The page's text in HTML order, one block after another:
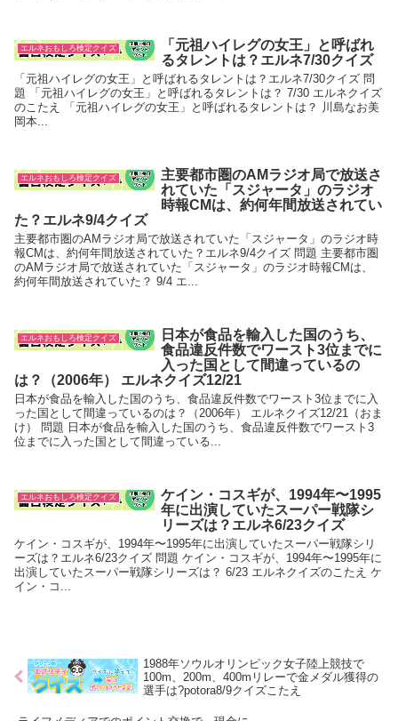
エルネおもしろ検定クイズ
「元祖ハイレグの女王」と呼ばれ
るタレントは？エルネ7/30クイズ
「元祖ハイレグの女王」と呼ばれるタレントは？エルネ7/30クイズ 問
題 「元祖ハイレグの女王」と呼ばれるタレントは？ 7/30 エルネクイズ
のこたえ 「元祖ハイレグの女王」と呼ばれるタレントは？ 川島なお美
岡本...
エルネおもしろ検定クイズ
主要都市圏のAMラジオ局で放送さ
れていた「スジャータ」のラジオ
時報CMは、約何年間放送されてい
た？エルネ9/4クイズ
主要都市圏のAMラジオ局で放送されていた「スジャータ」のラジオ時
報CMは、約何年間放送されていた？エルネ9/4クイズ 問題 主要都市圏
のAMラジオ局で放送されていた「スジャータ」のラジオ時報CMは、
約何年間放送されていた？ 9/4 エ...
エルネおもしろ検定クイズ
日本が食品を輸入した国のうち、
食品違反件数でワースト3位までに
入った国として間違っているの
は？（2006年） エルネクイズ12/21
日本が食品を輸入した国のうち、食品違反件数でワースト3位までに入
った国として間違っているのは？（2006年） エルネクイズ12/21（おま
け） 問題 日本が食品を輸入した国のうち、食品違反件数でワースト3
位までに入った国として間違っている...
エルネおもしろ検定クイズ
ケイン・コスギが、1994年〜1995
年に出演していたスーパー戦隊シ
リーズは？エルネ6/23クイズ
ケイン・コスギが、1994年〜1995年に出演していたスーパー戦隊シリ
ーズは？エルネ6/23クイズ 問題 ケイン・コスギが、1994年〜1995年に
出演していたスーパー戦隊シリーズは？ 6/23 エルネクイズのこたえ ケ
イン・コ...
1988年ソウルオリンピック女子陸上競技で
100m、200m、400mリレーで金メダル獲得の
選手は?potora8/9クイズこたえ